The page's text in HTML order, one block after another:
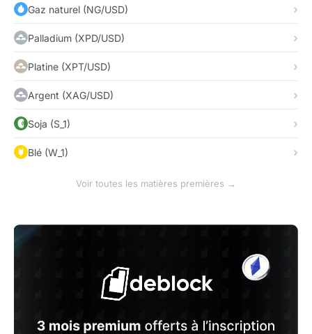
Gaz naturel (NG/USD)
Palladium (XPD/USD)
Platine (XPT/USD)
Argent (XAG/USD)
Soja (S_1)
Blé (W_1)
Voir toutes les matières premières →